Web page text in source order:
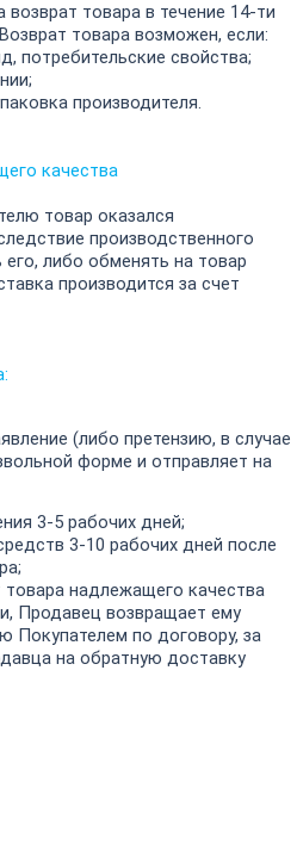
товара в течение 14-ти
товара возможен, если:
потребительские свойства;
производителя.
качества
товар оказался
производственного
его, либо обменять на товар
производится за счет
(либо претензию, в случае
форме и отправляет на
3-5 рабочих дней;
3-10 рабочих дней после
надлежащего качества
Продавец возвращает ему
Покупателем по договору, за
на обратную доставку